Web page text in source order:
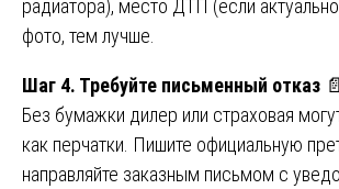
радиатора), место ДТП (если
фото, тем лучше.
Шаг 4. Требуйте письменный отказ 📄
Без бумажки дилер или страховая
как перчатки. Пишите официальную
направляйте заказным письмом с